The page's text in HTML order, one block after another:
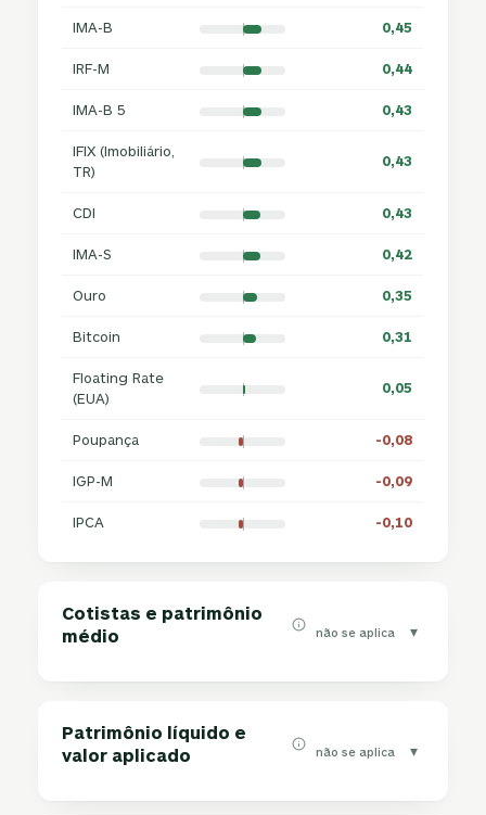
IMA-B 0,45
IRF-M 0,44
IMA-B 5 0,43
IFIX (Imobiliário,
TR)
0,43
CDI 0,43
IMA-S 0,42
Ouro 0,35
Bitcoin 0,31
Floating Rate
(EUA)
0,05
Poupança -0,08
IGP-M -0,09
IPCA -0,10
Cotistas e patrimônio
médio
não se aplica ▾
Patrimônio líquido e
valor aplicado
não se aplica ▾